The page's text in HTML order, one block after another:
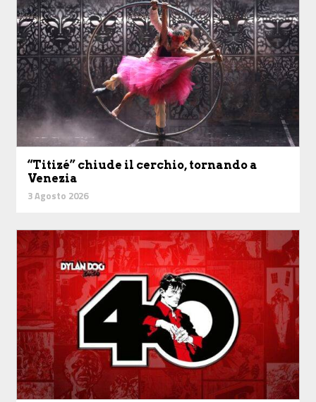
“Titizé” chiude il cerchio, tornando a
Venezia
3 Agosto 2026